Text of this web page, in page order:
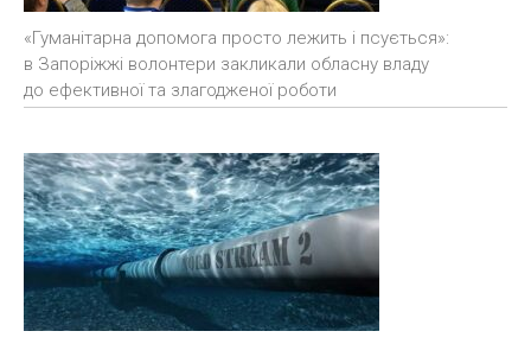
«Гуманітарна допомога просто лежить і псується»:
в Запоріжжі волонтери закликали обласну владу
до ефективної та злагодженої роботи